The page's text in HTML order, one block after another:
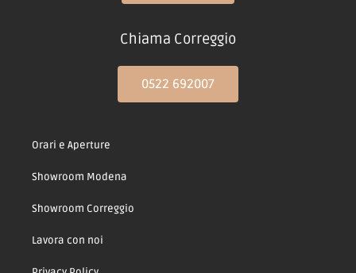
Chiama Correggio
0522 692007
Orari e Aperture
Showroom Modena
Showroom Correggio
Lavora con noi